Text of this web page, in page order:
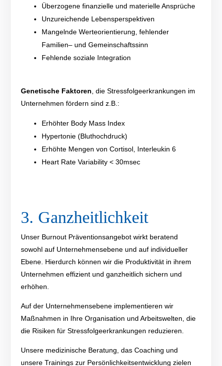
Überzogene finanzielle und materielle Ansprüche
Unzureichende Lebensperspektiven
Mangelnde Werteorientierung ,fehlender
Familien– undGemeinschaftssinn
Fehlende soziale Integration
Genetische Faktoren die Stressfolgeerkrankungen im
Unternehmen fördern sind z.B :
Erhöhter Body Mass Index
Hypertonie (Bluthochdruck)
Erhöhte Mengen von Cortisol, Interleukin 6
Heart RateVariability < 30msec
3. Ganzheitlichkeit
Unser Burnout Präventionsangebot wirkt beratend
sowohl auf Unternehmensebene undauf individueller
Ebene . Hierdurch können wir die Produktivität in ihrem
Unternehmen effizient und ganzheitlichsichern und
erhöhen
Auf der Unternehmensebene implementieren wir
Maßnahmen in Ihre Organisation und Arbeitswelten, die
die Risiken für Stressfolgeerkrankungen reduzieren.
Unsere medizinische Beratung, das Coaching und
unsere Trainings zur Persönlichkeitsentwicklung zielen